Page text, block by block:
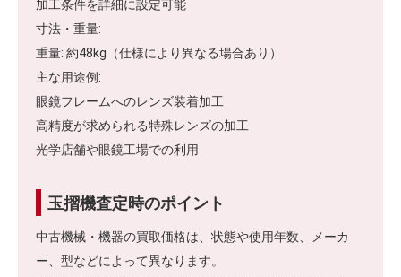
加工条件を詳細に設定可能
寸法・重量:
重量: 約48kg（仕様により異なる場合あり）
主な用途例:
眼鏡フレームへのレンズ装着加工
高精度が求められる特殊レンズの加工
光学店舗や眼鏡工場での利用
玉摺機査定時のポイント
中古機械・機器の買取価格は、状態や使用年数、メーカ
ー、型などによって異なります。